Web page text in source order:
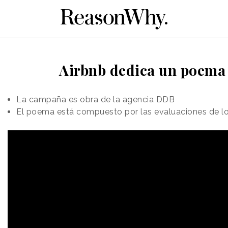
Airbnb dedica un
La campaña es obra de la agencia DDB
El poema está compuesto por las evaluaciones de